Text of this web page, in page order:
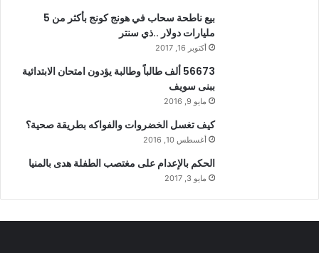
بيع ناطحة سحاب في هونج كونج بأكثر من 5
مليارات دولار ..ذي سنتر
أكتوبر 16, 2017
56673 ألف طالباً وطالبة يؤدون امتحان الابتدائية
ببنى سويف
مايو 9, 2016
كيف تغسل الخضروات والفواكه بطريقة صحية؟
أغسطس 10, 2016
الحكم بالإعدام على مغتصب الطفلة هدى بالمنيا
مايو 3, 2017